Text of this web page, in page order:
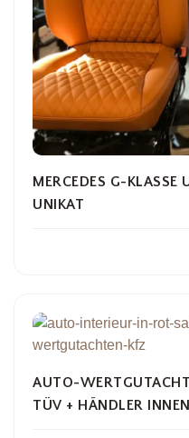
MERCEDES G-KLASSE
UNIKAT
AUTO-
TÜV + HÄNDLER